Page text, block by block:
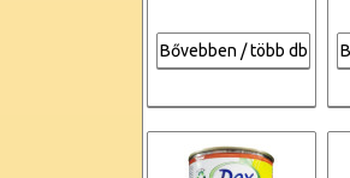
Bővebben / több db